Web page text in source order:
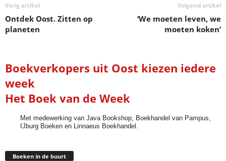
Vorig artikel
Ontdek Oost. Zitten op
planeten
Volgend artikel
‘We moeten leven, we
moeten koken’
Boekverkopers uit Oost kiezen iedere
week
Het Boek van de Week
Met medewerking van Java Bookshop, Boekhandel van Pampus,
IJburg Boeken en Linnaeus Boekhandel.
Boeken in de buurt